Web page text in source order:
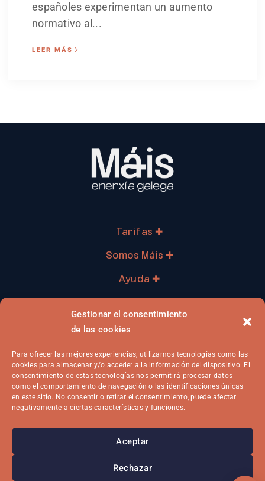
Gestionar el consentimiento
de las cookies
Para ofrecer las mejores experiencias, utilizamos tecnologías como las
cookies para almacenar y/o acceder a la información del dispositivo. El
consentimiento de estas tecnologías nos permitirá procesar datos
como el comportamiento de navegación o las identificaciones únicas
en este sitio. No consentir o retirar el consentimiento, puede afectar
negativamente a ciertas características y funciones.
Aceptar
Rechazar
españoles experimentan un aumento
normativo al...
LEER MÁS
Tarifas ✚
Somos Máis ✚
Ayuda ✚
Ya soy cliente ✚
Canal Ético
2026 © Enerxía Galega Máis S.L.